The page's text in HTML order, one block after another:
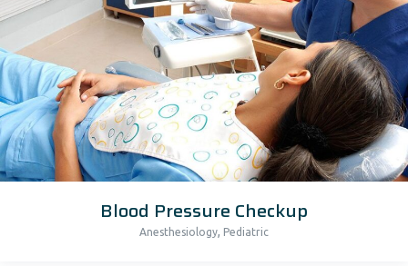
Blood Pressure Checkup
Anesthesiology, Pediatric